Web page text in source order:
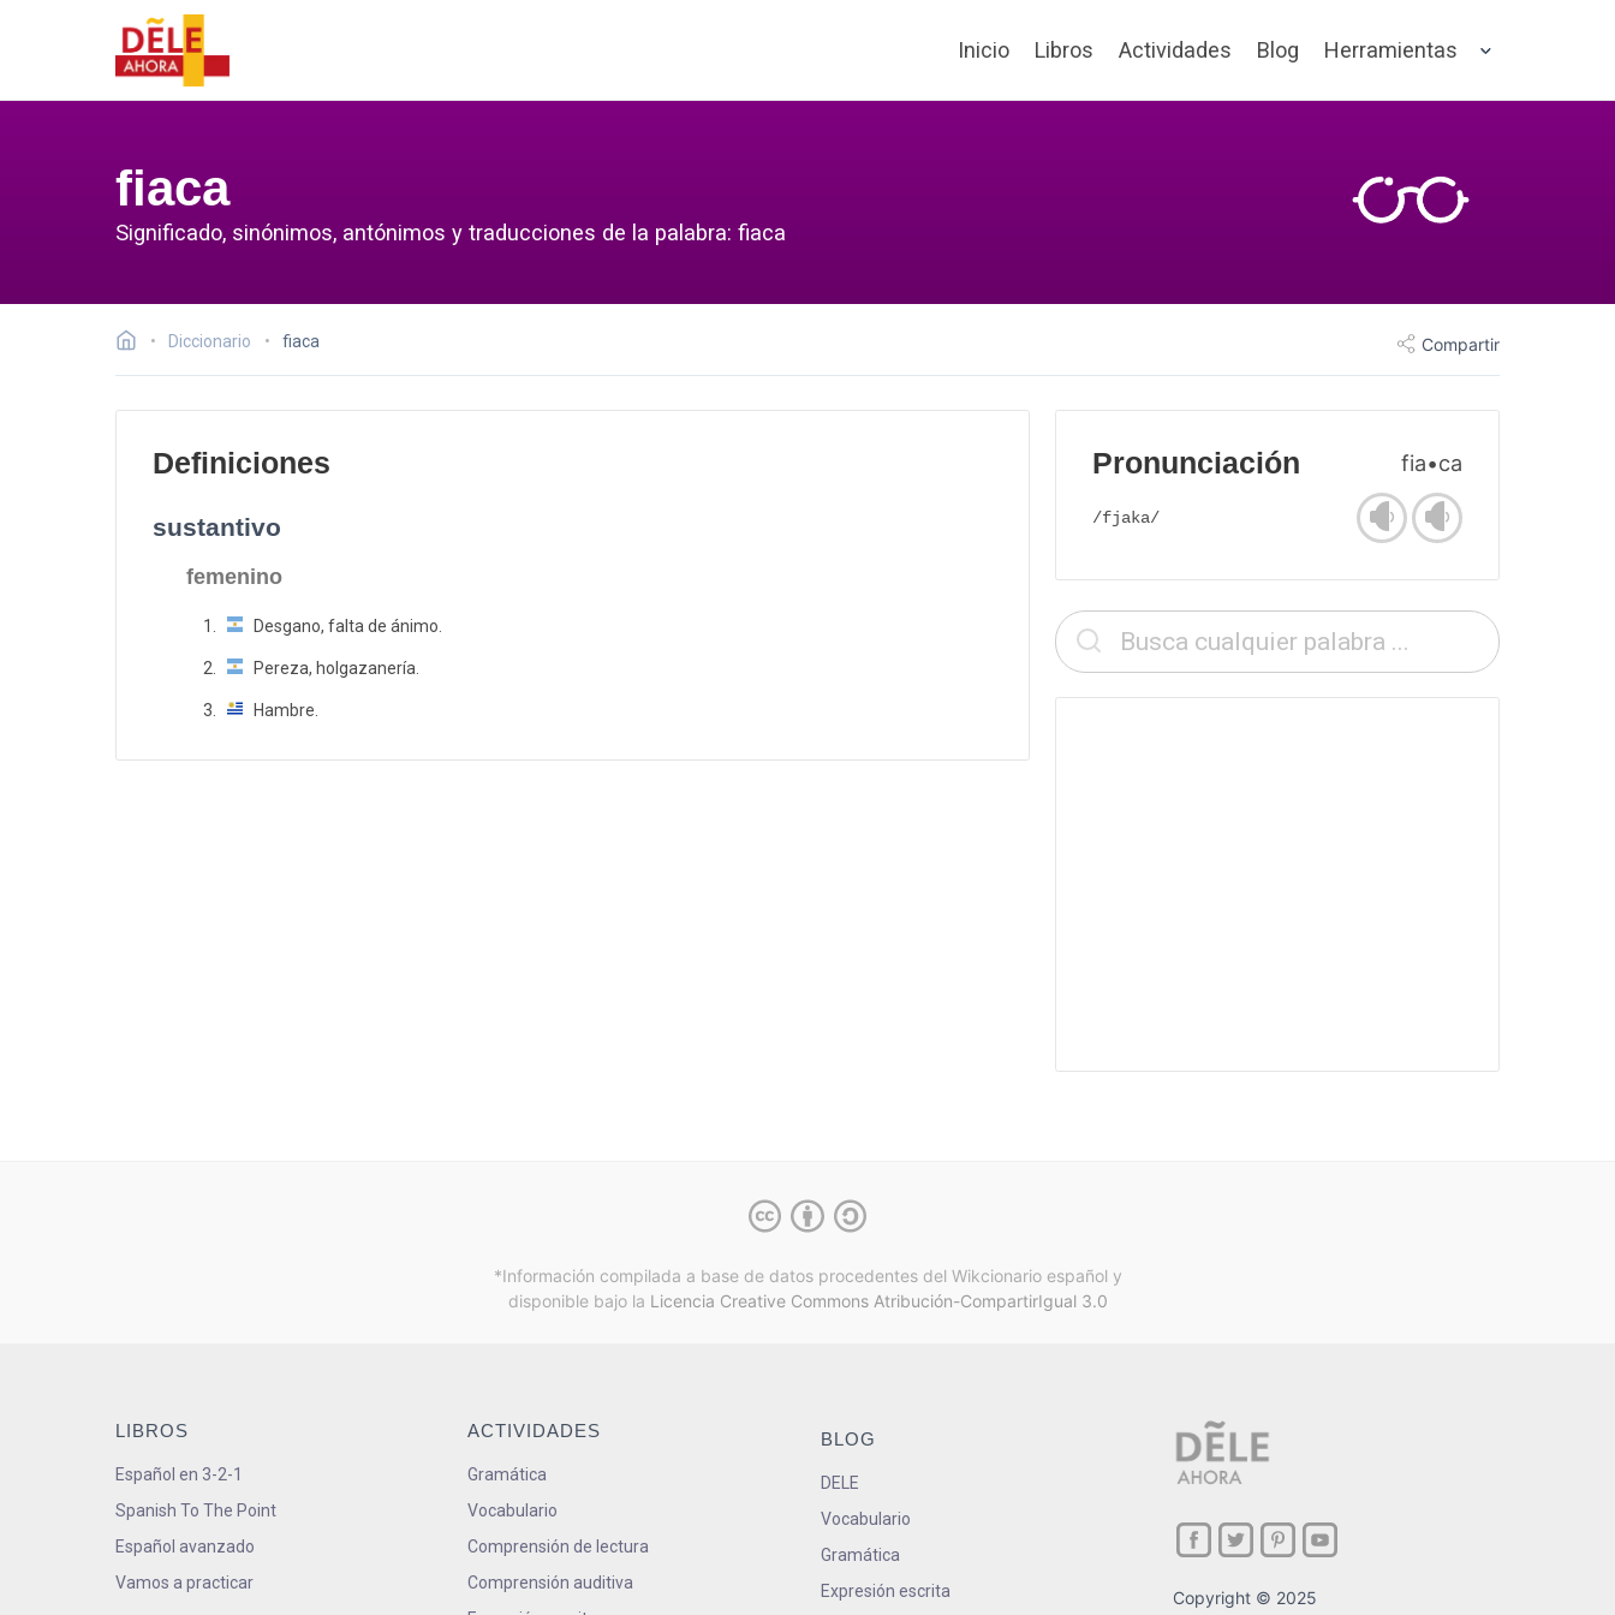
Inicio Libros Actividades Blog Herramientas
fiaca
Significado, sinónimos, antónimos y traducciones de la palabra: fiaca
Diccionario fiaca Compartir
Definiciones
sustantivo
femenino
Desgano, falta de ánimo.
Pereza, holgazanería.
Hambre.
Pronunciación fia•ca
/fjaka/
*Información compilada a base de datos procedentes del Wikcionario español y
disponible bajo la Licencia Creative Commons Atribución-CompartirIgual 3.0
LIBROS
Español en 3-2-1
Spanish To The Point
Español avanzado
Vamos a practicar
ACTIVIDADES
Gramática
Vocabulario
Comprensión de lectura
Comprensión auditiva
BLOG
DELE
Vocabulario
Gramática
Expresión escrita
Copyright © 2025